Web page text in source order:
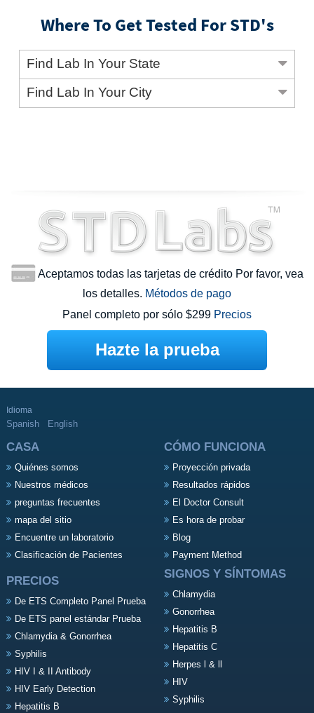
Where To Get Tested For STD's
Find Lab In Your State
Find Lab In Your City
Aceptamos todas las tarjetas de crédito Por favor, vea
los detalles. Métodos de pago
Panel completo por sólo $299 Precios
Hazte la prueba
Idioma
Spanish English
CASA
Quiénes somos
Nuestros médicos
preguntas frecuentes
mapa del sitio
Encuentre un laboratorio
Clasificación de Pacientes
CÓMO FUNCIONA
Proyección privada
Resultados rápidos
El Doctor Consult
Es hora de probar
Blog
Payment Method
PRECIOS
De ETS Completo Panel Prueba
De ETS panel estándar Prueba
Chlamydia & Gonorrhea
Syphilis
HIV I & II Antibody
HIV Early Detection
Hepatitis B
SIGNOS Y SÍNTOMAS
Chlamydia
Gonorrhea
Hepatitis B
Hepatitis C
Herpes l & ll
HIV
Syphilis